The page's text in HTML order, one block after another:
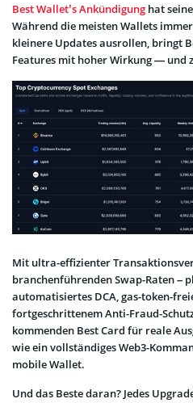
Best Wallet’s Ankündigung hat
Während die meisten Wallets
kleinere Updates ausrollen, bringt
Features mit hoher Wirkung — und
Mit ultra-effizienter
branchenführenden Swap-Raten –
automatisiertes DCA, gas-token-
fortgeschrittenem Anti-Fraud-
kommenden Best Card für reale
wie ein vollständiges Web3-
mobile Wallet.
Und das Beste daran? Jedes